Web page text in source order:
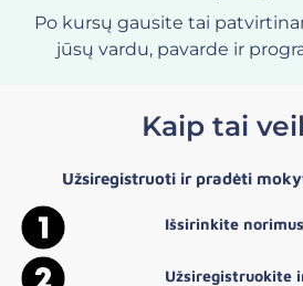
Po kursų gausite tai
jūsų vardu, pavarde ir
Kaip tai
Užsiregistruoti ir pradėti
Išsirinkite
Užsiregistruokite